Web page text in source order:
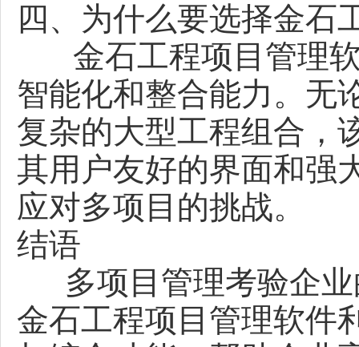
四、为什么要选择金石
金石工程项目管理软
智能化和整合能力。无
复杂的大型工程组合，
其用户友好的界面和强
应对多项目的挑战。
结语
多项目管理考验企业
金石工程项目管理软件